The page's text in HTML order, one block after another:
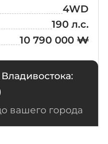
4WD
190 л.с.
10 790 000 ₩
вашего города